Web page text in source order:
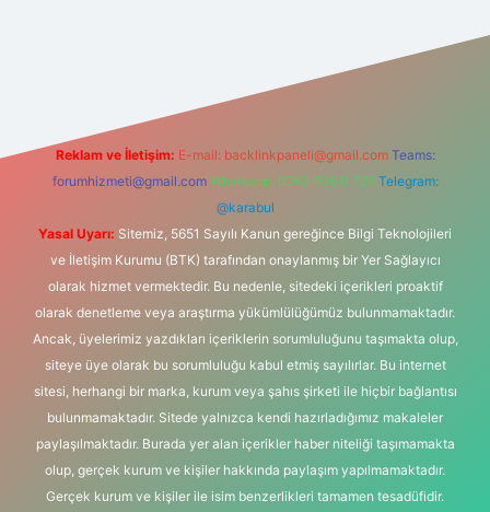
Reklam ve İletişim: E-mail: backlinkpaneli@gmail.com Teams:
forumhizmeti@gmail.com Whatsapp: 0262 606 0 726 Telegram:
@karabul
Yasal Uyarı: Sitemiz, 5651 Sayılı Kanun gereğince Bilgi Teknolojileri
ve İletişim Kurumu (BTK) tarafından onaylanmış bir Yer Sağlayıcı
olarak hizmet vermektedir. Bu nedenle, sitedeki içerikleri proaktif
olarak denetleme veya araştırma yükümlülüğümüz bulunmamaktadır.
Ancak, üyelerimiz yazdıkları içeriklerin sorumluluğunu taşımakta olup,
siteye üye olarak bu sorumluluğu kabul etmiş sayılırlar. Bu internet
sitesi, herhangi bir marka, kurum veya şahıs şirketi ile hiçbir bağlantısı
bulunmamaktadır. Sitede yalnızca kendi hazırladığımız makaleler
paylaşılmaktadır. Burada yer alan içerikler haber niteliği taşımamakta
olup, gerçek kurum ve kişiler hakkında paylaşım yapılmamaktadır.
Gerçek kurum ve kişiler ile isim benzerlikleri tamamen tesadüfidir.